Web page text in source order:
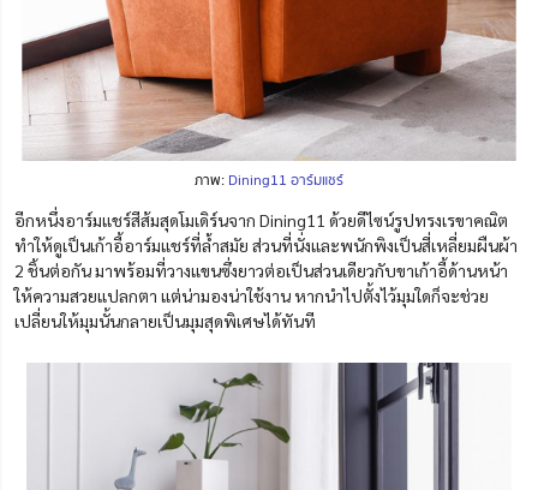
ภาพ: Dining11 อาร์มแชร์
อีกหนึ่งอาร์มแชร์สีส้มสุดโมเดิร์นจาก Dining11 ด้วยดีไซน์รูปทรงเรขาคณิต
ทำให้ดูเป็นเก้าอี้อาร์มแชร์ที่ล้ำสมัย ส่วนที่นั่งและพนักพิงเป็นสี่เหลี่ยมผืนผ้า
2 ชิ้นต่อกัน มาพร้อมที่วางแขนซึ่งยาวต่อเป็นส่วนเดียวกับขาเก้าอี้ด้านหน้า
ให้ความสวยแปลกตา แต่น่ามองน่าใช้งาน หากนำไปตั้งไว้มุมใดก็จะช่วย
เปลี่ยนให้มุมนั้นกลายเป็นมุมสุดพิเศษได้ทันที